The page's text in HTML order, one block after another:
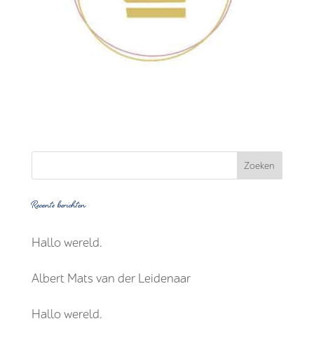
Recente berichten
Hallo wereld.
Albert Mats van der Leidenaar
Hallo wereld.